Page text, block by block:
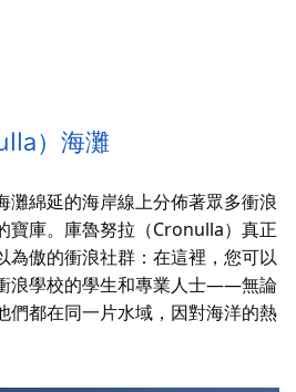
）海灘
綿延的海岸線上分佈著眾多衝浪
寶庫。庫魯努拉（Cronulla）真正
為傲的衝浪社群：在這裡，您可以
浪學校的學生和專業人士——無論
都在同一片水域，因對海洋的熱